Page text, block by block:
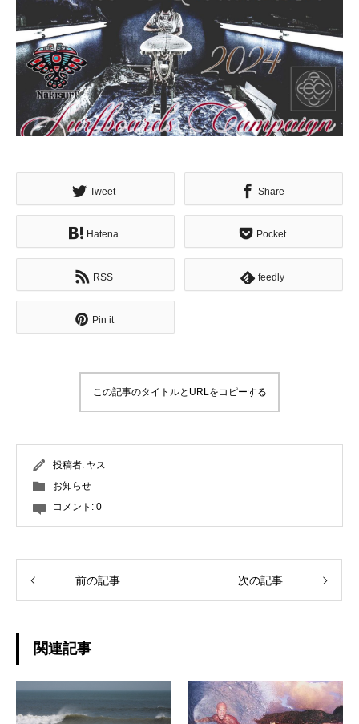
Tweet Share
Hatena Pocket
RSS feedly
Pin it
この記事のタイトルとURLをコピーする
投稿者: ヤス
お知らせ
コメント: 0
前の記事 次の記事
関連記事